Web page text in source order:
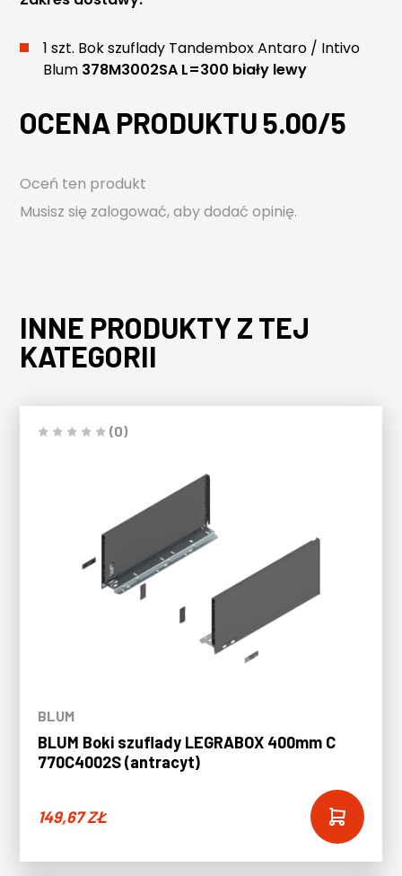
1 szt. Bok szuflady Tandembox Antaro / Intivo
Blum 378M3002SA L=300 biały lewy
OCENA PRODUKTU 5.00/5
Oceń ten produkt
Musisz się zalogować, aby dodać opinię.
INNE PRODUKTY Z TEJ
KATEGORII
(0)
BLUM
BLUM Boki szuflady LEGRABOX 400mm C
770C4002S (antracyt)
149,67ZŁ